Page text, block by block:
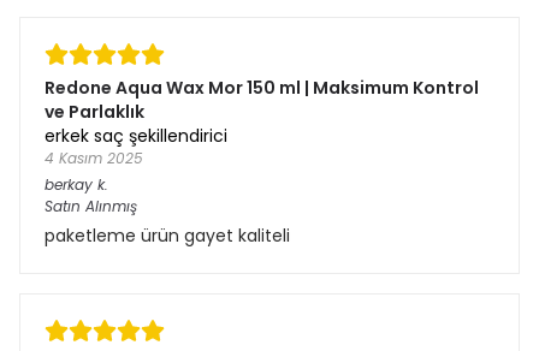
Redone Aqua Wax Mor 150 ml | Maksimum Kontrol
ve Parlaklık
erkek saç şekillendirici
4 Kasım 2025
berkay k.
Satın Alınmış
paketleme ürün gayet kaliteli